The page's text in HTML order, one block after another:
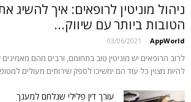
ניהול מוניטין לרופאים: איך להשיג
הטובות ביותר עם שיווק...
AppWorld
-
03/06/2021
לרוב הרופאים יש מוניטין טוב בתחומם, ורבים מהם
להיות מצוין כל עוד הם ימשיכו לספק שירותים מעולים
עורך דין פלילי שנלחם למענך